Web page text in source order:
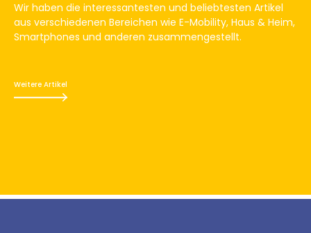
Wir haben die interessantesten und beliebtesten Artikel
aus verschiedenen Bereichen wie E-Mobility, Haus & Heim,
Smartphones und anderen zusammengestellt.
Weitere Artikel